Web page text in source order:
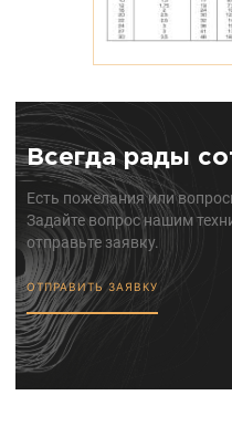
Всегда рады
Есть пожелания или
Задайте вопрос нашим
отправьте заявку.
ОТПРАВИТЬ ЗАЯВКУ